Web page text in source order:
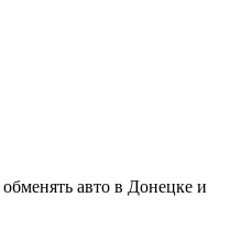
авто в Донецке и